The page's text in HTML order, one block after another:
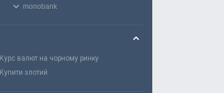
monobank
Курс валют на чорному ринку
Купити злотий